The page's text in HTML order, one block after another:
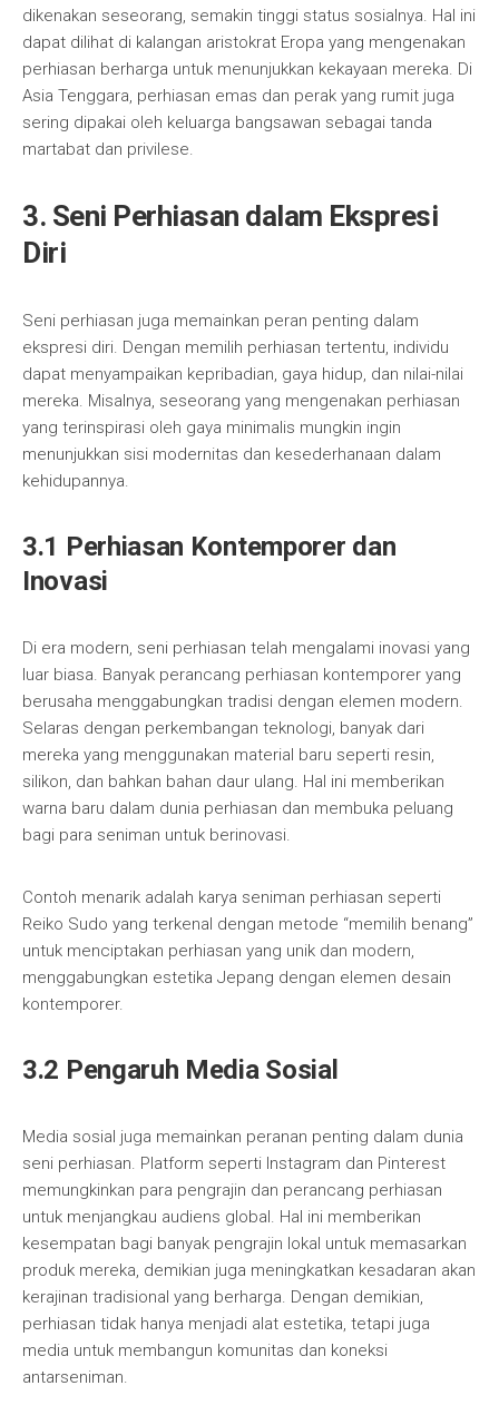
dikenakan seseorang, semakin tinggi status sosialnya. Hal ini
dapat dilihat di kalangan aristokrat Eropa yang mengenakan
perhiasan berharga untuk menunjukkan kekayaan mereka. Di
Asia Tenggara, perhiasan emas dan perak yang rumit juga
sering dipakai oleh keluarga bangsawan sebagai tanda
martabat dan privilese.
3. Seni Perhiasan dalam Ekspresi
Diri
Seni perhiasan juga memainkan peran penting dalam
ekspresi diri. Dengan memilih perhiasan tertentu, individu
dapat menyampaikan kepribadian, gaya hidup, dan nilai-nilai
mereka. Misalnya, seseorang yang mengenakan perhiasan
yang terinspirasi oleh gaya minimalis mungkin ingin
menunjukkan sisi modernitas dan kesederhanaan dalam
kehidupannya.
3.1 Perhiasan Kontemporer dan
Inovasi
Di era modern, seni perhiasan telah mengalami inovasi yang
luar biasa. Banyak perancang perhiasan kontemporer yang
berusaha menggabungkan tradisi dengan elemen modern.
Selaras dengan perkembangan teknologi, banyak dari
mereka yang menggunakan material baru seperti resin,
silikon, dan bahkan bahan daur ulang. Hal ini memberikan
warna baru dalam dunia perhiasan dan membuka peluang
bagi para seniman untuk berinovasi.
Contoh menarik adalah karya seniman perhiasan seperti
Reiko Sudo yang terkenal dengan metode “memilih benang”
untuk menciptakan perhiasan yang unik dan modern,
menggabungkan estetika Jepang dengan elemen desain
kontemporer.
3.2 Pengaruh Media Sosial
Media sosial juga memainkan peranan penting dalam dunia
seni perhiasan. Platform seperti Instagram dan Pinterest
memungkinkan para pengrajin dan perancang perhiasan
untuk menjangkau audiens global. Hal ini memberikan
kesempatan bagi banyak pengrajin lokal untuk memasarkan
produk mereka, demikian juga meningkatkan kesadaran akan
kerajinan tradisional yang berharga. Dengan demikian,
perhiasan tidak hanya menjadi alat estetika, tetapi juga
media untuk membangun komunitas dan koneksi
antarseniman.